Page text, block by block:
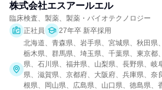
株式会社エスアールエル
臨床検査、製薬、製薬・バイオテクノロジー
正社員
27年卒 新卒採用
北海道、青森県、岩手県、宮城県、秋田県
栃木県、群馬県、埼玉県、千葉県、東京都
県、石川県、福井県、山梨県、長野県、岐
県、滋賀県、京都府、大阪府、兵庫県、奈
根県、岡山県、広島県、山口県、徳島県、